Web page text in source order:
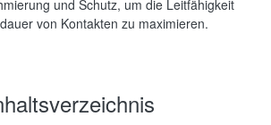
und Schutz, um die Leitfähigkeit
von Kontakten zu maximieren.